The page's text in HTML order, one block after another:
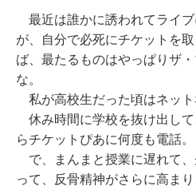
最近は誰かに誘われてライ
が、自分で必死にチケットを
ば、最たるものはやっぱりザ
な。
私が高校生だった頃はネット
休み時間に学校を抜け出し
らチケットぴあに何度も電話。
で、まんまと授業に遅れて
って、反骨精神がさらに高ま